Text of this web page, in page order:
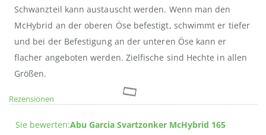
Schwanzteil kann austauscht werden. Wenn man den
McHybrid an der oberen Öse befestigt, schwimmt er tiefer
und bei der Befestigung an der unteren Öse kann er
flacher angeboten werden. Zielfische sind Hechte in allen
Größen.
Rezensionen
Sie bewerten:Abu Garcia Svartzonker McHybrid 165